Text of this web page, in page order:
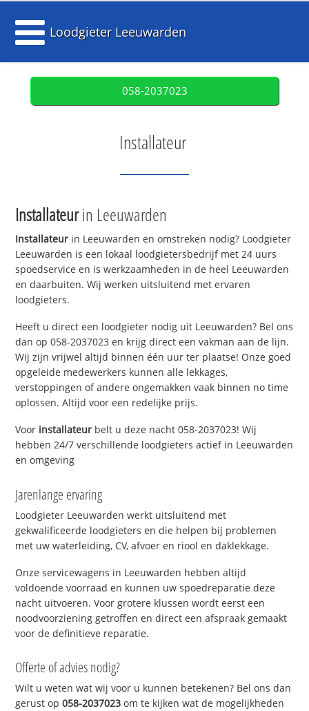
Loodgieter Leeuwarden
058-2037023
Installateur
Installateurin Leeuwarden
Installateur in Leeuwarden en omstreken nodig? Loodgieter
Leeuwarden is een lokaal loodgietersbedrijf met 24 uurs
spoedservice en is werkzaamheden in de heel Leeuwarden
en daarbuiten. Wij werken uitsluitend met ervaren
loodgieters.
Heeft u direct een loodgieter nodig uit Leeuwarden? Bel ons
dan op 058-2037023 en krijg direct een vakman aan de lijn.
Wij zijn vrijwel altijd binnen één uur ter plaatse! Onze goed
opgeleide medewerkers kunnen alle lekkages,
verstoppingen of andere ongemakken vaak binnen no time
oplossen. Altijd voor een redelijke prijs.
Voor installateur belt u deze nacht 058-2037023! Wij
hebben 24/7 verschillende loodgieters actief in Leeuwarden
en omgeving
Jarenlange ervaring
Loodgieter Leeuwarden werkt uitsluitend met
gekwalificeerde loodgieters en die helpen bij problemen
met uw waterleiding, CV, afvoer en riool en daklekkage.
Onze servicewagens in Leeuwarden hebben altijd
voldoende voorraad en kunnen uw spoedreparatie deze
nacht uitvoeren. Voor grotere klussen wordt eerst een
noodvoorziening getroffen en direct een afspraak gemaakt
voor de definitieve reparatie.
Offerte of advies nodig?
Wilt u weten wat wij voor u kunnen betekenen? Bel ons dan
gerust op058-2037023 om te kijken wat de mogelijkheden